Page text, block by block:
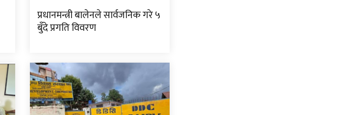
प्रधानमन्त्री बालेनले सार्वजनिक गरे ५
बुँदे प्रगति विवरण